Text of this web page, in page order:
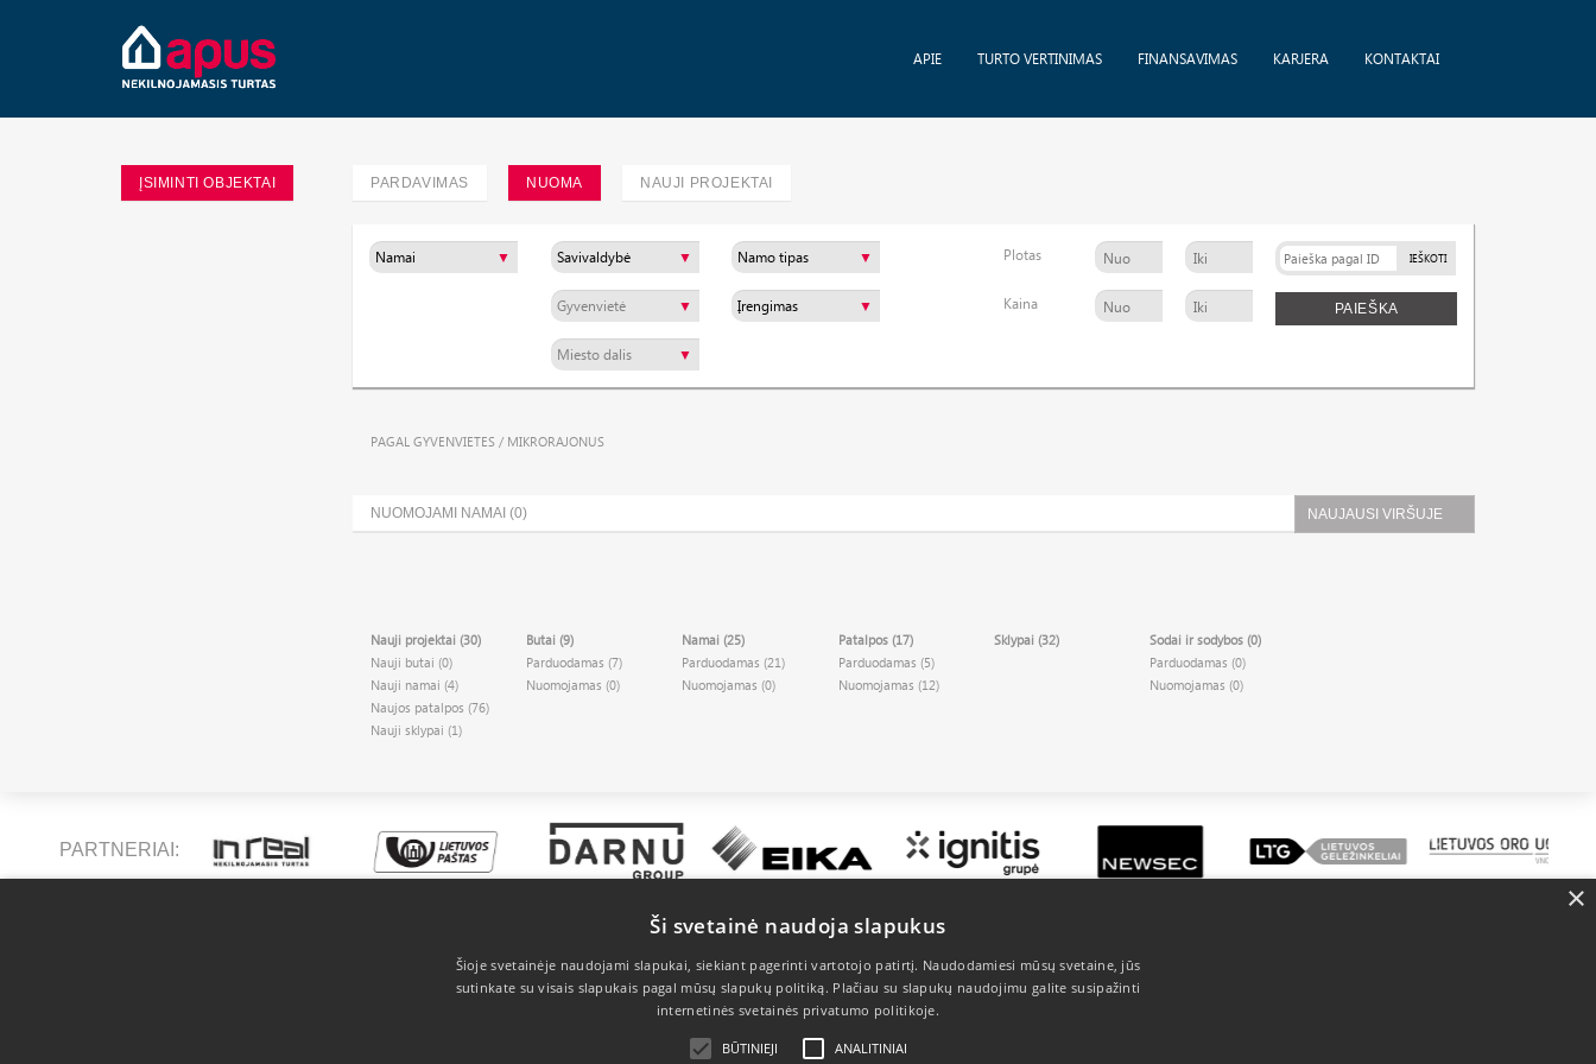
APIE TURTO VERTINIMAS FINANSAVIMAS KARJERA KONTAKTAI
ĮSIMINTI OBJEKTAI PARDAVIMAS NUOMA NAUJI PROJEKTAI
Plotas
Kaina
IEŠKOTI
PAIEŠKA
PAGAL GYVENVIETES / MIKRORAJONUS
NUOMOJAMI NAMAI (0) NAUJAUSI VIRŠUJE
Nauji projektai (30)
Nauji butai (0)
Nauji namai (4)
Naujos patalpos (76)
Nauji sklypai (1)
Butai (9)
Parduodamas (7)
Nuomojamas (0)
Namai (25)
Parduodamas (21)
Nuomojamas (0)
Patalpos (17)
Parduodamas (5)
Nuomojamas (12)
Sklypai (32)
Sodai ir sodybos (0)
Parduodamas (0)
Nuomojamas (0)
PARTNERIAI:
APUS TURTAS - ilgametę darbo patirtį
Kontaktai
Žalgirio g. 135, LT-08217, Vilnius
Telefonas 8 627 96 605
info@apus.lt
Privatumas
Slapukų politika
Ši svetainė naudoja slapukus
Šioje svetainėje naudojami slapukai, siekiant pagerinti vartotojo patirtį. Naudodamiesi mūsų svetaine, jūs
sutinkate su visais slapukais pagal mūsų slapukų politiką. Plačiau su slapukų naudojimu galite susipažinti
internetinės svetainės privatumo politikoje.
BŪTINIEJI ANALITINIAI
×